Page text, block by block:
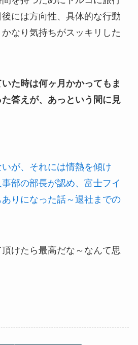
には方向性、具体的な行動
なり気持ちがスッキリした
た時は何ヶ月かかってもま
答えが、あっという間に見
いが、それには情熱を傾け
部の部長が認め、富士フイ
りになった話～退社までの
けたら最高だな～なんて思